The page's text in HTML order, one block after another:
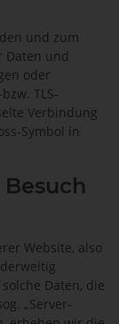
und zum
Daten und
oder
TLS-
Verbindung
Symbol in
Website, also
Daten, die
„Server-